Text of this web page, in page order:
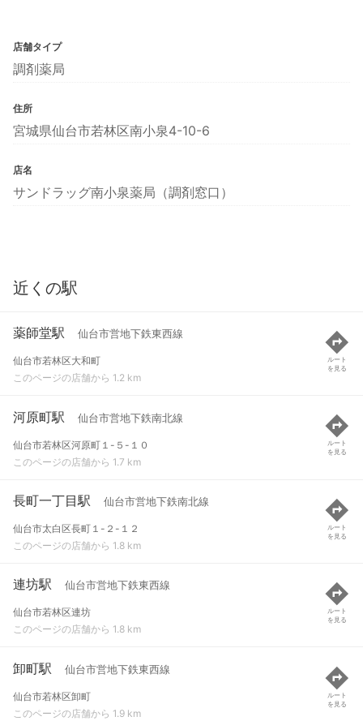
店舗タイプ
調剤薬局
住所
宮城県仙台市若林区南小泉4-10-6
店名
サンドラッグ南小泉薬局（調剤窓口）
近くの駅
薬師堂駅 仙台市営地下鉄東西線
仙台市若林区大和町
このページの店舗から 1.2 km
ルート
を見る
河原町駅 仙台市営地下鉄南北線
仙台市若林区河原町１-５-１０
このページの店舗から 1.7 km
ルート
を見る
長町一丁目駅 仙台市営地下鉄南北線
仙台市太白区長町１-２-１２
このページの店舗から 1.8 km
ルート
を見る
連坊駅 仙台市営地下鉄東西線
仙台市若林区連坊
このページの店舗から 1.8 km
ルート
を見る
卸町駅 仙台市営地下鉄東西線
仙台市若林区卸町
このページの店舗から 1.9 km
ルート
を見る